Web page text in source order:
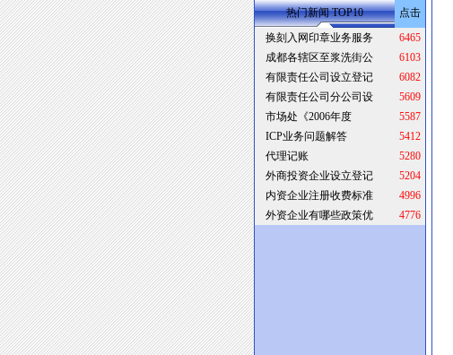
热门新闻 TOP10
点击
换刻入网印章业务服务
6465
成都各辖区至浆洗街公
6103
有限责任公司设立登记
6082
有限责任公司分公司设
5609
市场处《2006年度
5587
ICP业务问题解答
5412
代理记账
5280
外商投资企业设立登记
5204
内资企业注册收费标准
4996
外资企业有哪些政策优
4776